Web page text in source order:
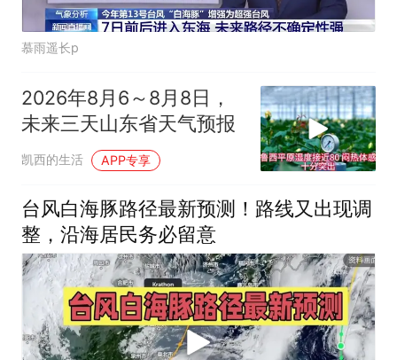
慕雨遥长p
2026年8月6～8月8日，
未来三天山东省天气预报
凯西的生活 APP专享
台风白海豚路径最新预测！路线又出现调
整，沿海居民务必留意